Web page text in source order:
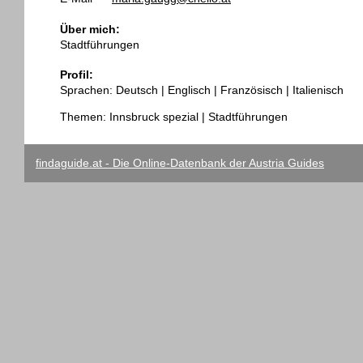
Über mich:
Stadtführungen
Profil:
Sprachen: Deutsch | Englisch | Französisch | Italienisch
Themen: Innsbruck spezial | Stadtführungen
findaguide.at - Die Online-Datenbank der Austria Guides